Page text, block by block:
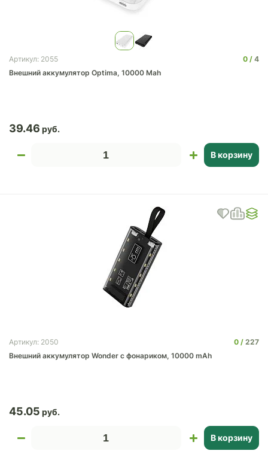
Артикул: 2055 0
4
Внешний аккумулятор Optima, 10000 Mah
39.46
В корзину
Артикул: 2050 0
227
Внешний аккумулятор Wonder с фонариком, 10000 mAh
45.05
В корзину